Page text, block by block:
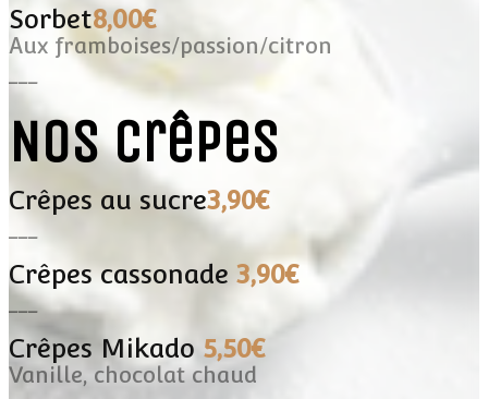
Sorbet8,00€
Aux framboises/passion/citron
Nos crêpes
Crêpes au sucre3,90€
Crêpes cassonade 3,90€
___
Crêpes Mikado 5,50€
Vanille, chocolat chaud